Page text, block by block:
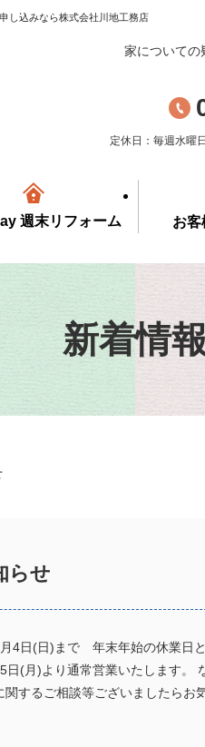
し込みなら株式会社川地工務店
家についての
定休日：毎週水曜
週末リフォーム お客
新着情報
らせ
4日(日)まで 年末年始の休業日
日(月)より通常営業いたします。
するご相談等ございましたらお